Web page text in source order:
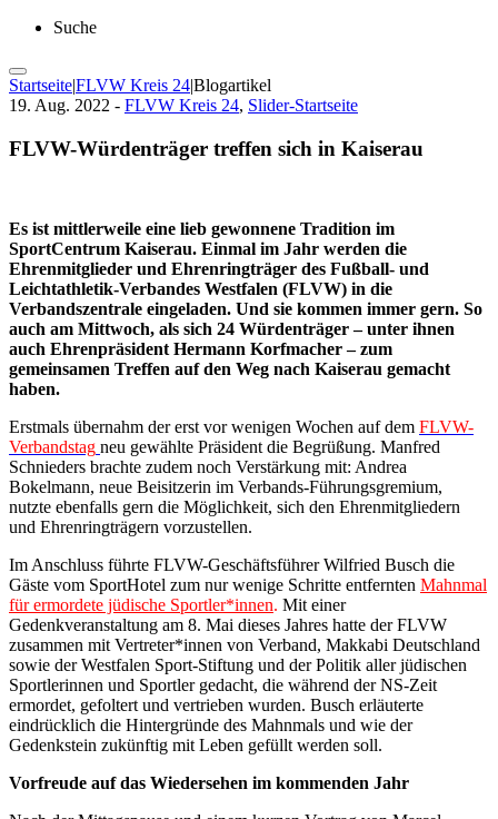
Suche
Startseite|FLVW Kreis 24|Blogartikel
19. Aug. 2022 - FLVW Kreis 24, Slider-Startseite
FLVW-Würdenträger treffen sich in Kaiserau
Es ist mittlerweile eine lieb gewonnene Tradition im
SportCentrum Kaiserau. Einmal im Jahr werden die
Ehrenmitglieder und Ehrenringträger des Fußball- und
Leichtathletik-Verbandes Westfalen (FLVW) in die
Verbandszentrale eingeladen. Und sie kommen immer gern. So
auch am Mittwoch, als sich 24 Würdenträger – unter ihnen
auch Ehrenpräsident Hermann Korfmacher – zum
gemeinsamen Treffen auf den Weg nach Kaiserau gemacht
haben.
Erstmals übernahm der erst vor wenigen Wochen auf dem FLVW-
Verbandstag neu gewählte Präsident die Begrüßung. Manfred
Schnieders brachte zudem noch Verstärkung mit: Andrea
Bokelmann, neue Beisitzerin im Verbands-Führungsgremium,
nutzte ebenfalls gern die Möglichkeit, sich den Ehrenmitgliedern
und Ehrenringträgern vorzustellen.
Im Anschluss führte FLVW-Geschäftsführer Wilfried Busch die
Gäste vom SportHotel zum nur wenige Schritte entfernten Mahnmal
für ermordete jüdische Sportler*innen. Mit einer
Gedenkveranstaltung am 8. Mai dieses Jahres hatte der FLVW
zusammen mit Vertreter*innen von Verband, Makkabi Deutschland
sowie der Westfalen Sport-Stiftung und der Politik aller jüdischen
Sportlerinnen und Sportler gedacht, die während der NS-Zeit
ermordet, gefoltert und vertrieben wurden. Busch erläuterte
eindrücklich die Hintergründe des Mahnmals und wie der
Gedenkstein zukünftig mit Leben gefüllt werden soll.
Vorfreude auf das Wiedersehen im kommenden Jahr